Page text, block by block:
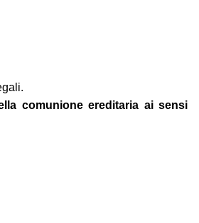
comunione ereditaria ai sensi